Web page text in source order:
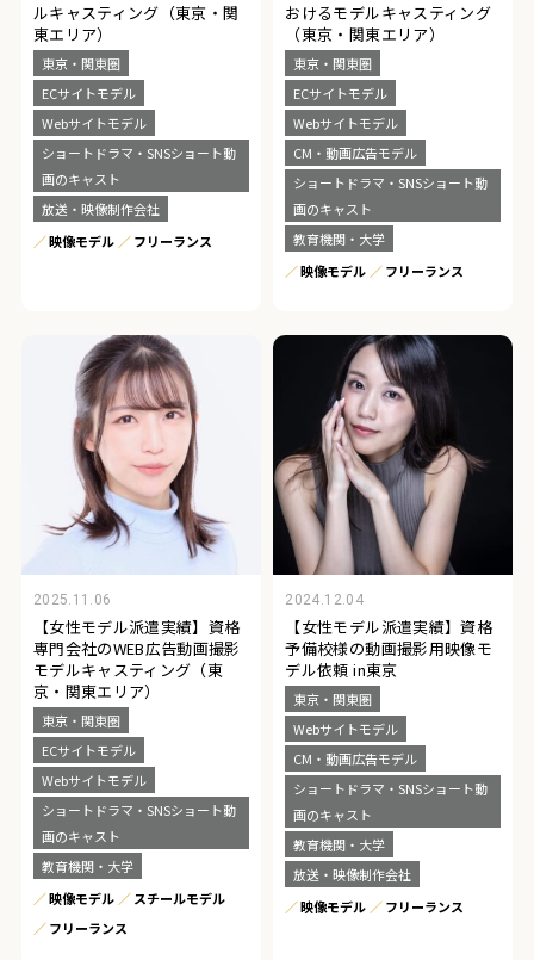
ルキャスティング（東京・関
東エリア）
東京・関東圏
ECサイトモデル
Webサイトモデル
ショートドラマ・SNSショート動
画のキャスト
放送・映像制作会社
映像モデル
フリーランス
おけるモデルキャスティング
（東京・関東エリア）
東京・関東圏
ECサイトモデル
Webサイトモデル
CM・動画広告モデル
ショートドラマ・SNSショート動
画のキャスト
教育機関・大学
映像モデル
フリーランス
2025.11.06
【女性モデル派遣実績】資格
専門会社のWEB広告動画撮影
モデルキャスティング（東
京・関東エリア）
東京・関東圏
ECサイトモデル
Webサイトモデル
ショートドラマ・SNSショート動
画のキャスト
教育機関・大学
映像モデル
スチールモデル
フリーランス
2024.12.04
【女性モデル派遣実績】資格
予備校様の動画撮影用映像モ
デル依頼 in東京
東京・関東圏
Webサイトモデル
CM・動画広告モデル
ショートドラマ・SNSショート動
画のキャスト
教育機関・大学
放送・映像制作会社
映像モデル
フリーランス